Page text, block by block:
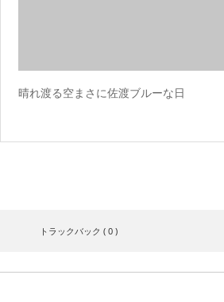
晴れ渡る空まさに佐渡ブルーな日
トラックバック ( 0 )